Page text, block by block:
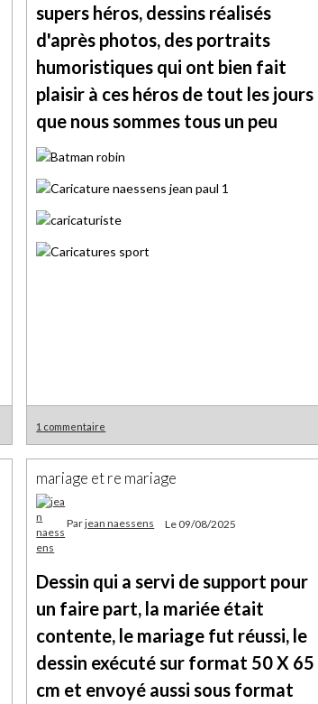
supers héros, dessins réalisés
d'après photos, des portraits
humoristiques qui ont bien fait
plaisir à ces héros de tout les jours
que nous sommes tous un peu
1 commentaire
mariage et re mariage
Parjean naessens Le 09/08/2025
Dessin qui a servi de support pour
un faire part, la mariée était
contente, le mariage fut réussi, le
dessin exécuté sur format 50 X 65
cm et envoyé aussi sous format